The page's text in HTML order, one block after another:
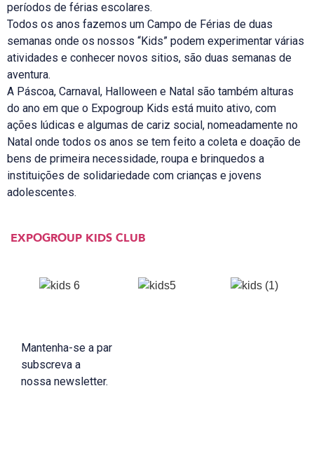
períodos de férias escolares.
Todos os anos fazemos um Campo de Férias de duas
semanas onde os nossos “Kids” podem experimentar várias
atividades e conhecer novos sitios, são duas semanas de
aventura.
A Páscoa, Carnaval, Halloween e Natal são também alturas
do ano em que o Expogroup Kids está muito ativo, com
ações lúdicas e algumas de cariz social, nomeadamente no
Natal onde todos os anos se tem feito a coleta e doação de
bens de primeira necessidade, roupa e brinquedos a
instituições de solidariedade com crianças e jovens
adolescentes.
EXPOGROUP KIDS CLUB
Mantenha-se a par
subscreva a
nossa newsletter.